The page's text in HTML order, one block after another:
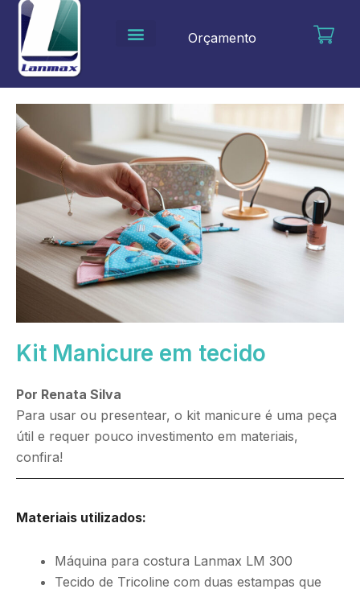
para
conteúdo
Orçamento
Kit Manicure em tecido
Por Renata Silva
Para usar ou presentear, o kit manicure é uma peça
útil e requer pouco investimento em materiais,
confira!
Materiais utilizados:
Máquina para costura Lanmax LM 300
Tecido de Tricoline com duas estampas que